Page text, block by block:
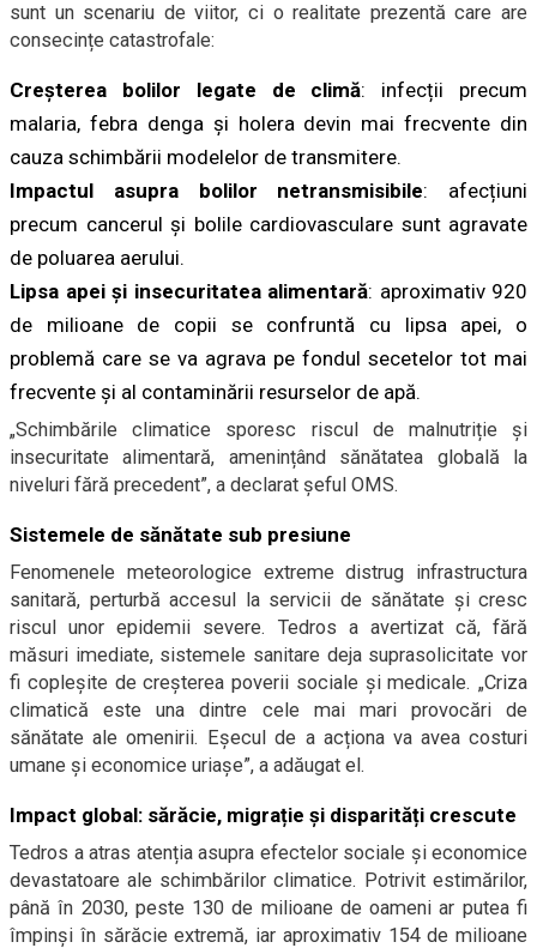
sunt un scenariu de viitor, ci o realitate prezentă care are
consecințe catastrofale:
Creșterea bolilor legate de climă: infecții precum
malaria, febra denga și holera devin mai frecvente din
cauza schimbării modelelor de transmitere.
Impactul asupra bolilor netransmisibile: afecțiuni
precum cancerul și bolile cardiovasculare sunt agravate
de poluarea aerului.
Lipsa apei și insecuritatea alimentară: aproximativ 920
de milioane de copii se confruntă cu lipsa apei, o
problemă care se va agrava pe fondul secetelor tot mai
frecvente și al contaminării resurselor de apă.
„Schimbările climatice sporesc riscul de malnutriție și
insecuritate alimentară, amenințând sănătatea globală la
niveluri fără precedent”, a declarat șeful OMS.
Sistemele de sănătate sub presiune
Fenomenele meteorologice extreme distrug infrastructura
sanitară, perturbă accesul la servicii de sănătate și cresc
riscul unor epidemii severe. Tedros a avertizat că, fără
măsuri imediate, sistemele sanitare deja suprasolicitate vor
fi copleșite de creșterea poverii sociale și medicale. „Criza
climatică este una dintre cele mai mari provocări de
sănătate ale omenirii. Eșecul de a acționa va avea costuri
umane și economice uriașe”, a adăugat el.
Impact global: sărăcie, migrație și disparități crescute
Tedros a atras atenția asupra efectelor sociale și economice
devastatoare ale schimbărilor climatice. Potrivit estimărilor,
până în 2030, peste 130 de milioane de oameni ar putea fi
împinși în sărăcie extremă, iar aproximativ 154 de milioane